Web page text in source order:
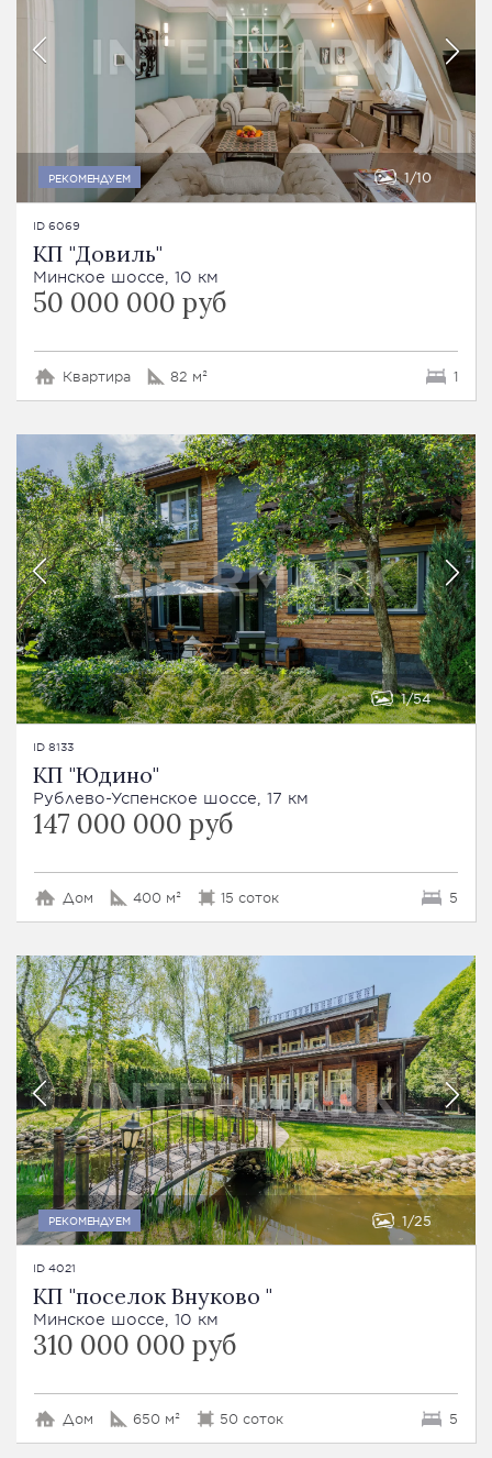
РЕКОМЕНДУЕМ 1 10
ID 6069
КП "Довиль"
Минское шоссе, 10 км
50 000 000 руб
Квартира 82 м² 1
1 54
ID 8133
КП "Юдино"
Рублево-Успенское шоссе, 17 км
147 000 000 руб
Дом 400 м² 15 соток 5
РЕКОМЕНДУЕМ 1 25
ID 4021
КП "поселок Внуково "
Минское шоссе, 10 км
310 000 000 руб
Дом 650 м² 50 соток 5